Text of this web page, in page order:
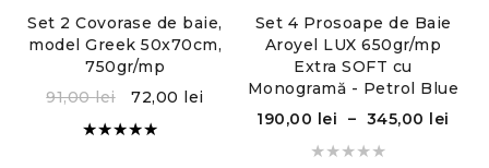
Temperatura maxima de spalare 90°C
Set 2 Covorase de baie,
model Greek 50x70cm,
750gr/mp
91,00lei 72,00 lei
Set 4 Prosoape de Baie
Aroyel LUX 650gr/mp
Extra SOFT cu
Monogramă - Petrol Blue
190,00 lei – 345,00 lei